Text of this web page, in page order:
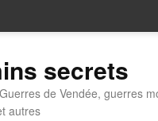
secrets
de Vendée, guerres
autres